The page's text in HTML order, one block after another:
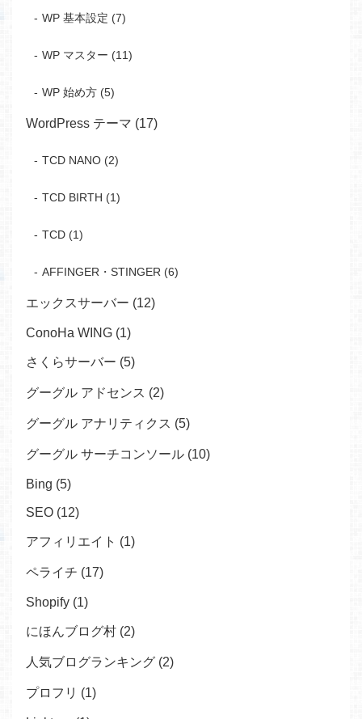
WP 基本設定 (7)
WP マスター (11)
WP 始め方 (5)
WordPress テーマ (17)
TCD NANO (2)
TCD BIRTH (1)
TCD (1)
AFFINGER・STINGER (6)
エックスサーバー (12)
ConoHa WING (1)
さくらサーバー (5)
グーグル アドセンス (2)
グーグル アナリティクス (5)
グーグル サーチコンソール (10)
Bing (5)
SEO (12)
アフィリエイト (1)
ペライチ (17)
Shopify (1)
にほんブログ村 (2)
人気ブログランキング (2)
プロフリ (1)